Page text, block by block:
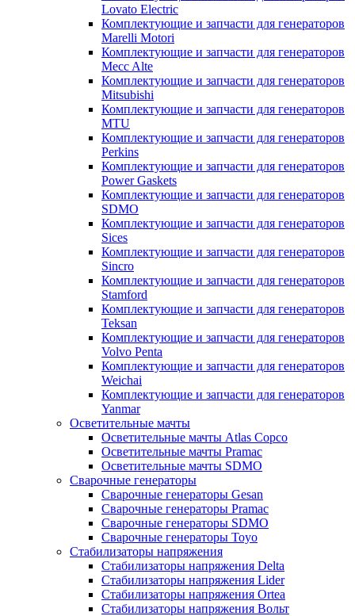
Lovato Electric
Комплектующие и запчасти для генераторов
Marelli Motori
Комплектующие и запчасти для генераторов
Mecc Alte
Комплектующие и запчасти для генераторов
Mitsubishi
Комплектующие и запчасти для генераторов
MTU
Комплектующие и запчасти для генераторов
Perkins
Комплектующие и запчасти для генераторов
Power Gaskets
Комплектующие и запчасти для генераторов
SDMO
Комплектующие и запчасти для генераторов
Sices
Комплектующие и запчасти для генераторов
Sincro
Комплектующие и запчасти для генераторов
Stamford
Комплектующие и запчасти для генераторов
Teksan
Комплектующие и запчасти для генераторов
Volvo Penta
Комплектующие и запчасти для генераторов
Weichai
Комплектующие и запчасти для генераторов
Yanmar
Осветительные мачты
Осветительные мачты Atlas Copco
Осветительные мачты Pramac
Осветительные мачты SDMO
Сварочные генераторы
Сварочные генераторы Gesan
Сварочные генераторы Pramac
Сварочные генераторы SDMO
Сварочные генераторы Toyo
Стабилизаторы напряжения
Стабилизаторы напряжения Delta
Стабилизаторы напряжения Lider
Стабилизаторы напряжения Ortea
Стабилизаторы напряжения Вольт